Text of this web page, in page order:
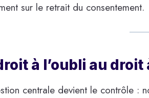
sur le retrait du consentement.
à l’oubli au
centrale devient le contrôle :